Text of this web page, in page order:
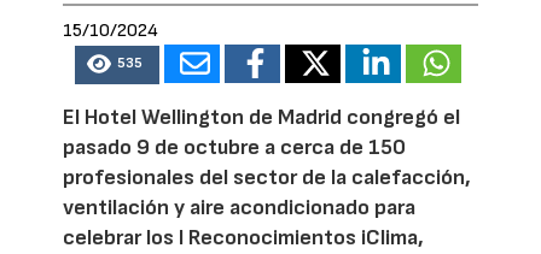
15/10/2024
535
El Hotel Wellington de Madrid congregó el
pasado 9 de octubre a cerca de 150
profesionales del sector de la calefacción,
ventilación y aire acondicionado para
celebrar los I Reconocimientos iClima,